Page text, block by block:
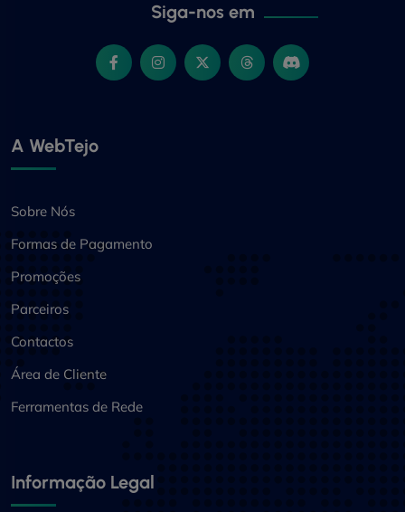
Siga-nos em
FacebookInstagramTwitterThreadsDiscord
A WebTejo
Sobre Nós
Formas de Pagamento
Promoções
Parceiros
Contactos
Área de Cliente
Ferramentas de Rede
Informação Legal